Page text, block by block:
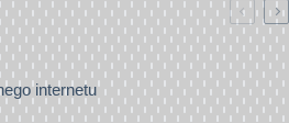
internetu